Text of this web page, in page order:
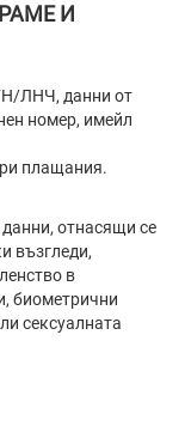
И
ЛНЧ, данни от
номер, имейл
плащания.
отнасящи се
възгледи,
в
биометрични
сексуалната